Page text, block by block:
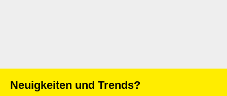
Neuigkeiten und Trends?